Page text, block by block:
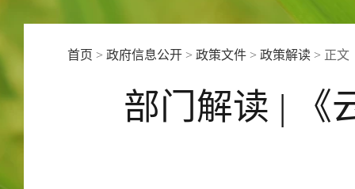
首页 >政府信息公开 >政策文件 >政策解读 > 正文
部门解读 | 《